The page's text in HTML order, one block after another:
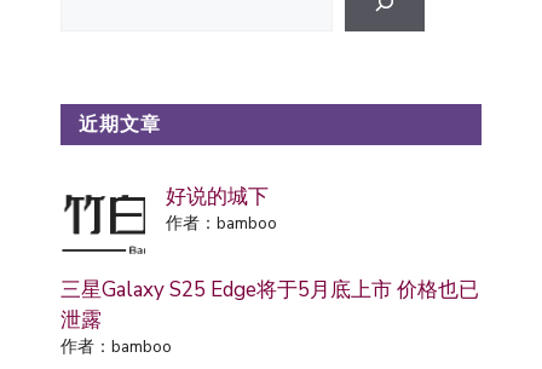
近期文章
好说的城下
作者：bamboo
三星Galaxy S25 Edge将于5月底上市 价格也已
泄露
作者：bamboo